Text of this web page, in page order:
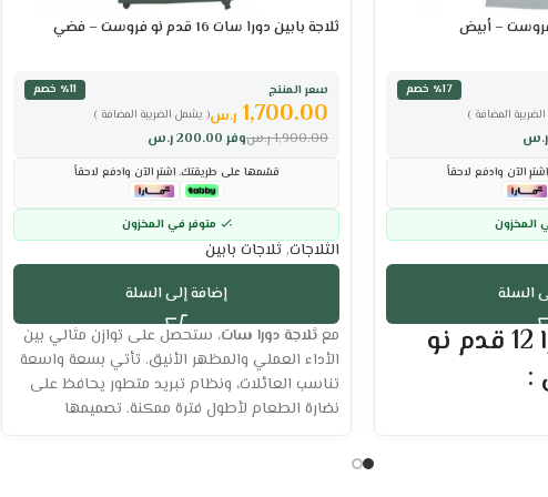
٪17 خصم
المضافة )
ر.س
الآن وادفع لاحقاً
المخزون
السلة
ثلاجة بابين دورا 12 قدم نو
:
ثلاجة بابين دورا سات 16 قدم نو فروست – فضي
سعر المنتج
٪11 خصم
( يشمل الضريبة المضافة )
1,700.00 ر.س
وفر 200.00ر.س 1,900.00ر.س
قسّمها على طريقتك. اشترِ الآن وادفع لاحقاً
متوفر في المخزون
الثلاجات, ثلاجات بابين
إضافة إلى السلة
معثلاجة دورا سات، ستحصل على توازن مثالي بين
الأداء العملي والمظهر الأنيق. تأتي بسعة واسعة
تناسب العائلات، ونظام تبريد متطور يحافظ على
نضارة الطعام لأطول فترة ممكنة. تصميمها